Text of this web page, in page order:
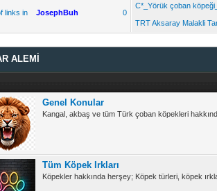
links in
JosephBuh 0
C*_Yörük çoban
TRT Aksaray Malakli
ALEMİ
Genel Konular
Kangal, akbaş ve tüm Türk çoban köpekleri
Tüm Köpek Irkları
Köpekler hakkında herşey; Köpek türleri, köpek